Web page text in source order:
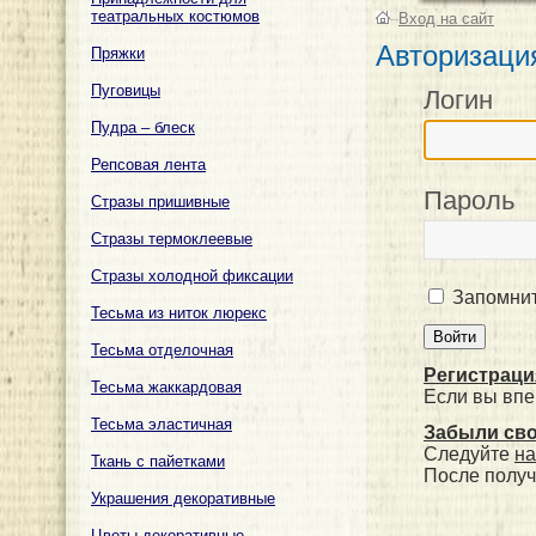
театральных костюмов
Пряжки
Пуговицы
Пудра – блеск
Репсовая лента
Стразы пришивные
Стразы термоклеевые
Стразы холодной фиксации
Тесьма из ниток люрекс
Тесьма отделочная
Тесьма жаккардовая
Тесьма эластичная
Ткань с пайетками
Украшения декоративные
–Вход на сайт
Логин
Пароль
Если вы
Забыли
Следуйте
После